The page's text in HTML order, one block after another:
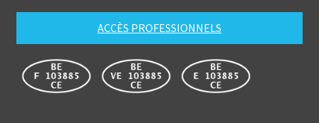
ACCÈS PROFESSIONNELS